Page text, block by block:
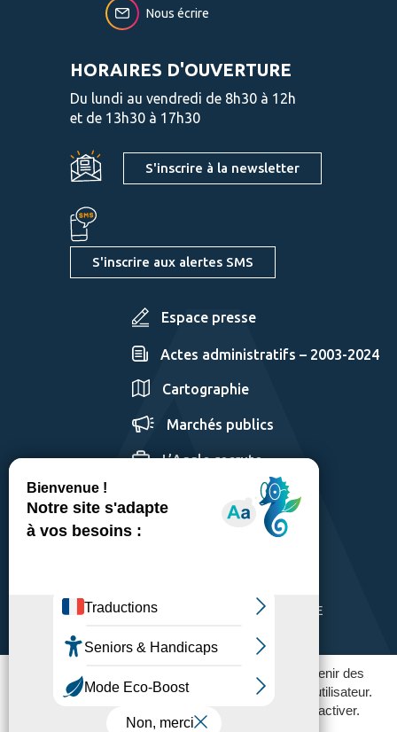
Ce site utilise des traceurs pour fonctionner et obtenir des
statistiques d'utilisation afin améliorer l'expérience utilisateur.
Vous pouvez contrôler ceux que vous souhaitez activer.
Nous écrire
HORAIRES D'OUVERTURE
Du lundi au vendredi de 8h30 à 12h
et de 13h30 à 17h30
S'inscrire à la newsletter
S'inscrire aux alertes SMS
Espace presse
Actes administratifs – 2003-2024
Cartographie
Marchés publics
L’Agglo recrute
ACCESSIBILITÉ: PARTIELLEMENT CONFORME
POLITIQUE DE CONFIDENTIALITÉ